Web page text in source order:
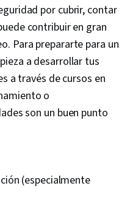
Routers, Security
Integrity
Web Presence, SQL,
and Event Management
IP, Network Analysis,
Network Monitoring,
Languages, Continuous
Communication, Data
Management,
Prompt Engineering
Branding, AI
por cubrir, contar
contribuir en gran
Para prepararte para un
a desarrollar tus
a través de cursos en
o
son un buen punto
(especialmente